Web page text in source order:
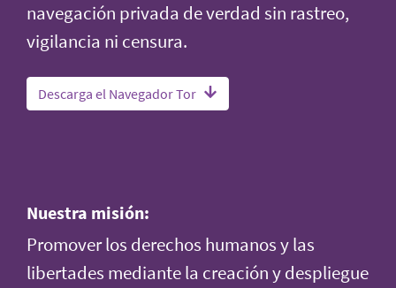
navegación privada de verdad sin rastreo,
vigilancia ni censura.
Descarga el Navegador Tor
Nuestra misión:
Promover los derechos humanos y las
libertades mediante la creación y despliegue